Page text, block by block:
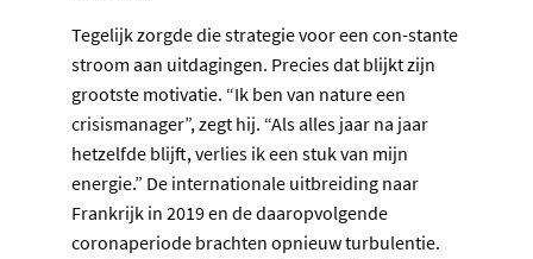
Tegelijk zorgde die strategie voor een con-stante
stroom aan uitdagingen. Precies dat blijkt zijn
grootste motivatie. “Ik ben van nature een
crisismanager”, zegt hij. “Als alles jaar na jaar
hetzelfde blijft, verlies ik een stuk van mijn
energie.” De internationale uitbreiding naar
Frankrijk in 2019 en de daaropvolgende
coronaperiode brachten opnieuw turbulentie.